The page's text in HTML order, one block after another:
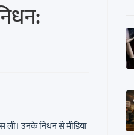
ली। उनके निधन से मीडिया